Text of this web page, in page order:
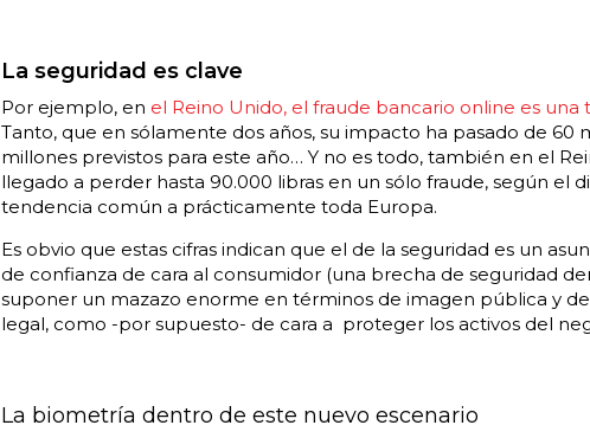
La seguridad es clave
Por ejemplo, en el Reino Unido, el fraude bancario online es
Tanto, que en sólamente dos años, su impacto ha pasado de 60
millones previstos para este año… Y no es todo, también en el
llegado a perder hasta 90.000 libras en un sólo fraude, según el
tendencia común a prácticamente toda Europa.
Es obvio que estas cifras indican que el de la seguridad es un
de confianza de cara al consumidor (una brecha de seguridad
suponer un mazazo enorme en términos de imagen pública y
legal, como -por supuesto- de cara a proteger los activos del
La biometría dentro de este nuevo escenario